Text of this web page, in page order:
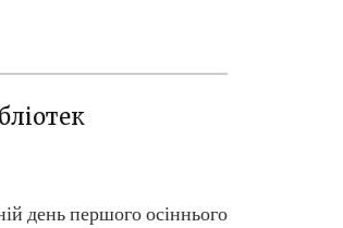
день першого осіннього